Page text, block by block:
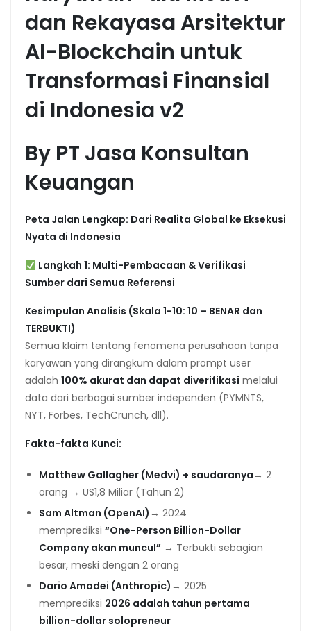
dan Rekayasa Arsitektur
AI-Blockchain untuk
Transformasi Finansial
di Indonesia v2
By PT Jasa Konsultan
Keuangan
Peta Jalan Lengkap: Dari Realita Global ke Eksekusi
Nyata di Indonesia
Langkah 1: Multi-Pembacaan & Verifikasi
Sumber dari Semua Referensi
Kesimpulan Analisis (Skala 1-10: 10 – BENAR dan
TERBUKTI)
Semua klaim tentang fenomena perusahaan tanpa
karyawan yang dirangkum dalam prompt user
adalah 100% akurat dan dapat diverifikasi melalui
data dari berbagai sumber independen (PYMNTS,
NYT, Forbes, TechCrunch, dll).
Fakta-fakta Kunci:
Matthew Gallagher (Medvi) + saudaranya → 2
orang → US1,8 Miliar (Tahun 2)
Sam Altman (OpenAI) → 2024
memprediksi “One-Person Billion-Dollar
Company akan muncul” → Terbukti sebagian
besar, meski dengan 2 orang
Dario Amodei (Anthropic) → 2025
memprediksi 2026 adalah tahun pertama
billion-dollar solopreneur